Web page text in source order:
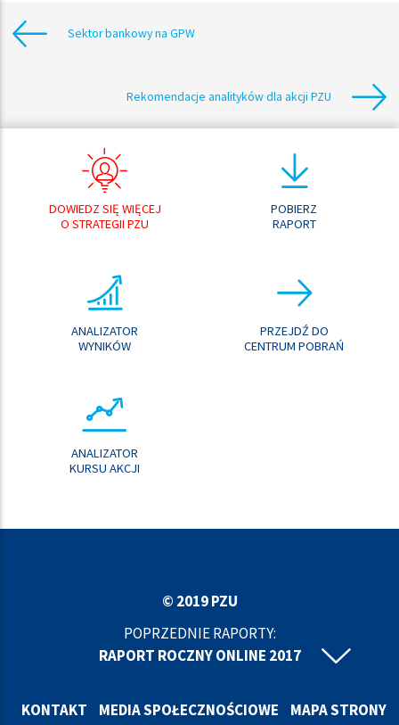
Sektor bankowy na GPW
Rekomendacje analityków dla akcji PZU
DOWIEDZ SIĘ WIĘCEJ
O STRATEGII PZU
POBIERZ
RAPORT
ANALIZATOR
WYNIKÓW
PRZEJDŹ DO
CENTRUM POBRAŃ
ANALIZATOR
KURSU AKCJI
© 2019 PZU
POPRZEDNIE RAPORTY:
RAPORT ROCZNY ONLINE 2017
RAPORT ROCZNY ONLINE 2015
KONTAKT MEDIA SPOŁECZNOŚCIOWE
MAPA STRONY